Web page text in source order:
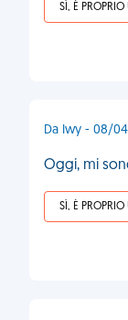
SÌ, È
Da Iwy - 08/
Oggi, mi
SÌ, È